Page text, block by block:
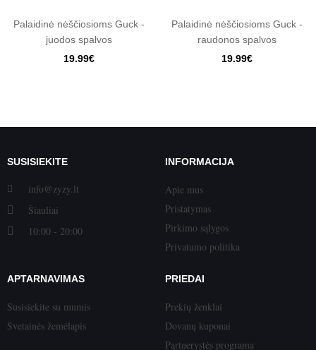
Palaidinė nėščiosioms Guck -
juodos spalvos
19.99€
Palaidinė nėščiosioms Guck -
raudonos spalvos
19.99€
SUSISIEKITE
info@zyzy.lt
Šiauliai
10:00 - 20:00
INFORMACIJA
Apie mus
Pristatymas
Pirkimo sąlygos
Privatumo politika
APTARNAVIMAS
Susisiekite su mumis
Svetainės žemėlapis
PRIEDAI
Prekių ženklai
Dovanų kuponai
Partnerystės programa